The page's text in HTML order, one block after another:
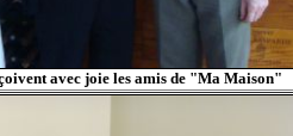
avec joie les amis de "Ma Maison"